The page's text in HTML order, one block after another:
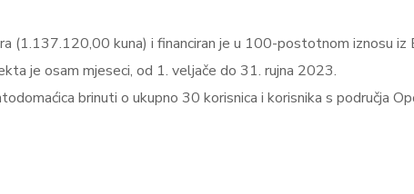
(1.137.120,00 kuna) i financiran je u 100-postotnom iznosu iz
je osam mjeseci, od 1. veljače do 31. rujna 2023.
brinuti o ukupno 30 korisnica i korisnika s područja